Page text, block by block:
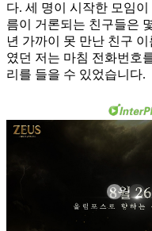
다. 세 명이 시작한 모임
름이 거론되는 친구들은
년 가까이 못 만난 친구
였던 저는 마침 전화번호
리를 들을 수 있었습니다.